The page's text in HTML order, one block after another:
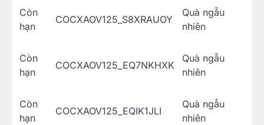
Còn
hạn
COCXAOV125_S8XRAUOY
Quà ngẫu
nhiên
Còn
hạn
COCXAOV125_EQ7NKHXK
Quà ngẫu
nhiên
Còn
hạn
COCXAOV125_EQIK1JLI
Quà ngẫu
nhiên